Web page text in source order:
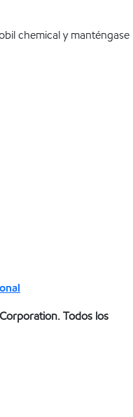
chemical y manténgase
Todos los